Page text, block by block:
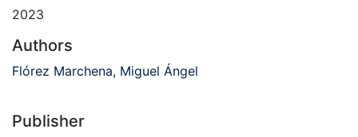
2023
Authors
Flórez Marchena, Miguel Ángel
Publisher